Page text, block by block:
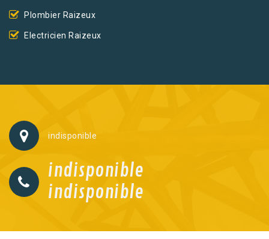
Plombier Raizeux
Electricien Raizeux
indisponible
indisponible
indisponible